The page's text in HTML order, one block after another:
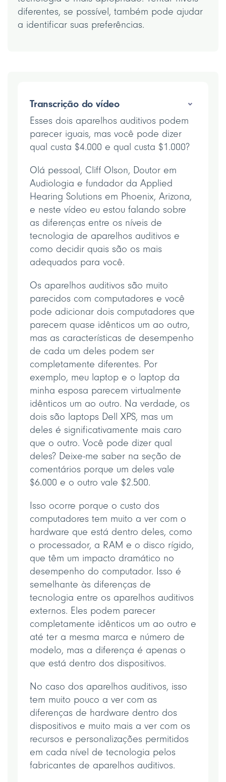
diferentes, se possível, também pode ajudar
a identificar suas preferências.
Transcrição do vídeo
Esses dois aparelhos auditivos podem
parecer iguais, mas você pode dizer
qual custa $4.000 e qual custa $1.000?
Olá pessoal, Cliff Olson, Doutor em
Audiologia e fundador da Applied
Hearing Solutions em Phoenix, Arizona,
e neste vídeo eu estou falando sobre
as diferenças entre os níveis de
tecnologia de aparelhos auditivos e
como decidir quais são os mais
adequados para você.
Os aparelhos auditivos são muito
parecidos com computadores e você
pode adicionar dois computadores que
parecem quase idênticos um ao outro,
mas as características de desempenho
de cada um deles podem ser
completamente diferentes. Por
exemplo, meu laptop e o laptop da
minha esposa parecem virtualmente
idênticos um ao outro. Na verdade, os
dois são laptops Dell XPS, mas um
deles é significativamente mais caro
que o outro. Você pode dizer qual
deles? Deixe-me saber na seção de
comentários porque um deles vale
$6.000 e o outro vale $2.500.
Isso ocorre porque o custo dos
computadores tem muito a ver com o
hardware que está dentro deles, como
o processador, a RAM e o disco rígido,
que têm um impacto dramático no
desempenho do computador. Isso é
semelhante às diferenças de
tecnologia entre os aparelhos auditivos
externos. Eles podem parecer
completamente idênticos um ao outro e
até ter a mesma marca e número de
modelo, mas a diferença é apenas o
que está dentro dos dispositivos.
No caso dos aparelhos auditivos, isso
tem muito pouco a ver com as
diferenças de hardware dentro dos
dispositivos e muito mais a ver com os
recursos e personalizações permitidos
em cada nível de tecnologia pelos
fabricantes de aparelhos auditivos.